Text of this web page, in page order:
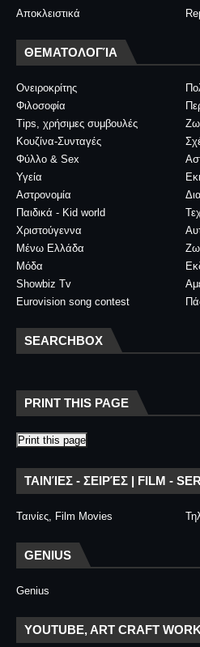
Αποκλειστικά
ΘΕΜΑΤΟΛΟΓΊΑ
Ονειροκρίτης
Φιλοσοφία
Tips, χρήσιμες συμβουλές
Κουζίνα-Συνταγές
Φύλλο & Sex
Υγεία
Αστρονομία
Παιδικά - Kid world
Χριστούγεννα
Μένω Ελλάδα
Μόδα
Showbiz Tv
Eurovision song contest
SEARCHBOX
PRINT THIS PAGE
Print this page
ΤΑΙΝΊΕΣ - ΣΕΙΡΈΣ | FILM -
Ταινίες, Film Movies
GENIUS
Genius
YOUTUBE, ART CRAFT